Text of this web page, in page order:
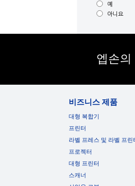
예
아니요
엡손의
비즈니스 제품
대형 복합기
프린터
라벨 프레스 및 라벨 프린
프로젝터
대형 프린터
스캐너